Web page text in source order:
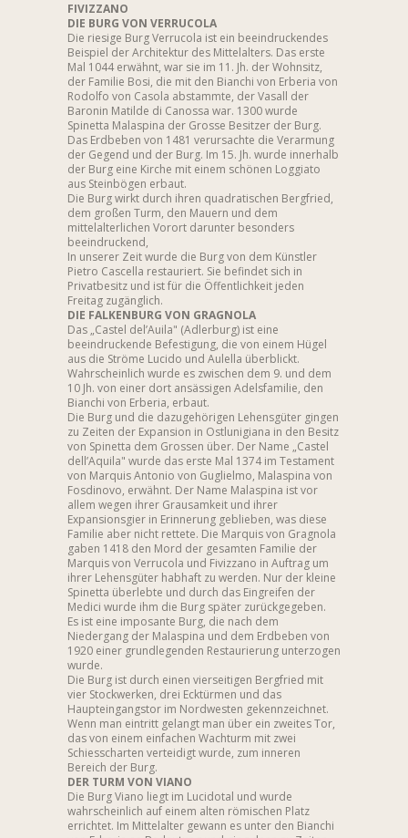
FIVIZZANO
DIE BURG VON VERRUCOLA
Die riesige Burg Verrucola ist ein beeindruckendes
Beispiel der Architektur des Mittelalters. Das erste
Mal 1044 erwähnt, war sie im 11. Jh. der Wohnsitz,
der Familie Bosi, die mit den Bianchi von Erberia von
Rodolfo von Casola abstammte, der Vasall der
Baronin Matilde di Canossa war. 1300 wurde
Spinetta Malaspina der Grosse Besitzer der Burg.
Das Erdbeben von 1481 verursachte die Verarmung
der Gegend und der Burg. Im 15. Jh. wurde innerhalb
der Burg eine Kirche mit einem schönen Loggiato
aus Steinbögen erbaut.
Die Burg wirkt durch ihren quadratischen Bergfried,
dem großen Turm, den Mauern und dem
mittelalterlichen Vorort darunter besonders
beeindruckend,
In unserer Zeit wurde die Burg von dem Künstler
Pietro Cascella restauriert. Sie befindet sich in
Privatbesitz und ist für die Öffentlichkeit jeden
Freitag zugänglich.
DIE FALKENBURG VON GRAGNOLA
Das „Castel del’Auila" (Adlerburg) ist eine
beeindruckende Befestigung, die von einem Hügel
aus die Ströme Lucido und Aulella überblickt.
Wahrscheinlich wurde es zwischen dem 9. und dem
10 Jh. von einer dort ansässigen Adelsfamilie, den
Bianchi von Erberia, erbaut.
Die Burg und die dazugehörigen Lehensgüter gingen
zu Zeiten der Expansion in Ostlunigiana in den Besitz
von Spinetta dem Grossen über. Der Name „Castel
dell’Aquila" wurde das erste Mal 1374 im Testament
von Marquis Antonio von Guglielmo, Malaspina von
Fosdinovo, erwähnt. Der Name Malaspina ist vor
allem wegen ihrer Grausamkeit und ihrer
Expansionsgier in Erinnerung geblieben, was diese
Familie aber nicht rettete. Die Marquis von Gragnola
gaben 1418 den Mord der gesamten Familie der
Marquis von Verrucola und Fivizzano in Auftrag um
ihrer Lehensgüter habhaft zu werden. Nur der kleine
Spinetta überlebte und durch das Eingreifen der
Medici wurde ihm die Burg später zurückgegeben.
Es ist eine imposante Burg, die nach dem
Niedergang der Malaspina und dem Erdbeben von
1920 einer grundlegenden Restaurierung unterzogen
wurde.
Die Burg ist durch einen vierseitigen Bergfried mit
vier Stockwerken, drei Ecktürmen und das
Haupteingangstor im Nordwesten gekennzeichnet.
Wenn man eintritt gelangt man über ein zweites Tor,
das von einem einfachen Wachturm mit zwei
Schiesscharten verteidigt wurde, zum inneren
Bereich der Burg.
DER TURM VON VIANO
Die Burg Viano liegt im Lucidotal und wurde
wahrscheinlich auf einem alten römischen Platz
errichtet. Im Mittelalter gewann es unter den Bianchi